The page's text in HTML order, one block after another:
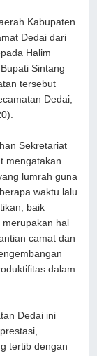
Kabupaten
Dedai dari
Halim
Sintang
tersebut
Dedai,
Sekretariat
mengatakan
lumrah guna
waktu lalu
baik
hal
camat dan
dalam
Dedai ini
tertib dengan